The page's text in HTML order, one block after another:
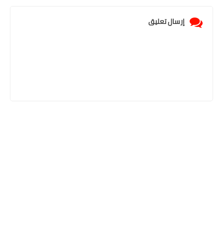
إرسال تعليق